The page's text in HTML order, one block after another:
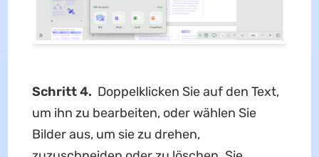
Schritt 4. Doppelklicken Sie auf den Text,
um ihn zu bearbeiten, oder wählen Sie
Bilder aus, um sie zu drehen,